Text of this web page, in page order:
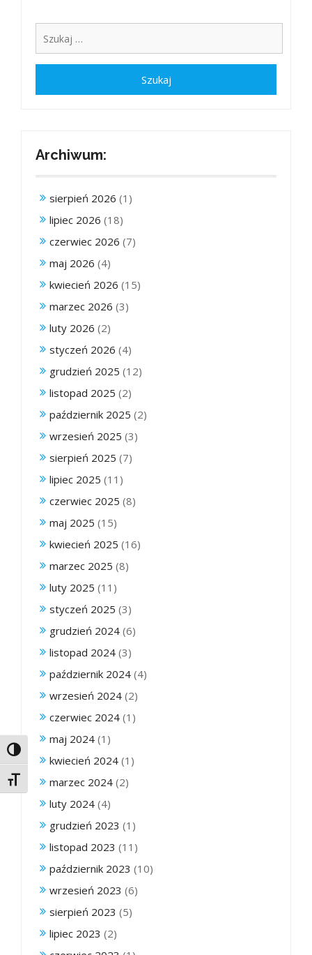
Toggle High Contrast
Toggle Font size
Archiwum:
sierpień 2026 (1)
lipiec 2026 (18)
czerwiec 2026 (7)
maj 2026 (4)
kwiecień 2026 (15)
marzec 2026 (3)
luty 2026 (2)
styczeń 2026 (4)
grudzień 2025 (12)
listopad 2025 (2)
październik 2025 (2)
wrzesień 2025 (3)
sierpień 2025 (7)
lipiec 2025 (11)
czerwiec 2025 (8)
maj 2025 (15)
kwiecień 2025 (16)
marzec 2025 (8)
luty 2025 (11)
styczeń 2025 (3)
grudzień 2024 (6)
listopad 2024 (3)
październik 2024 (4)
wrzesień 2024 (2)
czerwiec 2024 (1)
maj 2024 (1)
kwiecień 2024 (1)
marzec 2024 (2)
luty 2024 (4)
grudzień 2023 (1)
listopad 2023 (11)
październik 2023 (10)
wrzesień 2023 (6)
sierpień 2023 (5)
lipiec 2023 (2)